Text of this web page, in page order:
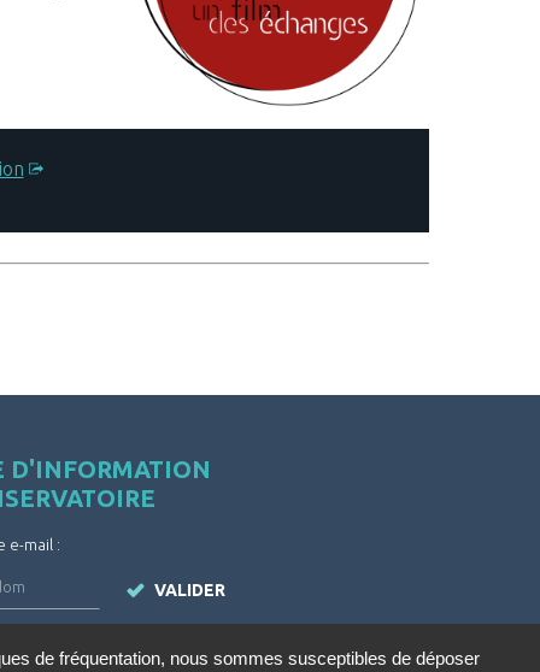
de fréquentation, nous sommes susceptibles de déposer
D'INFORMATION
e-mail :
VALIDER